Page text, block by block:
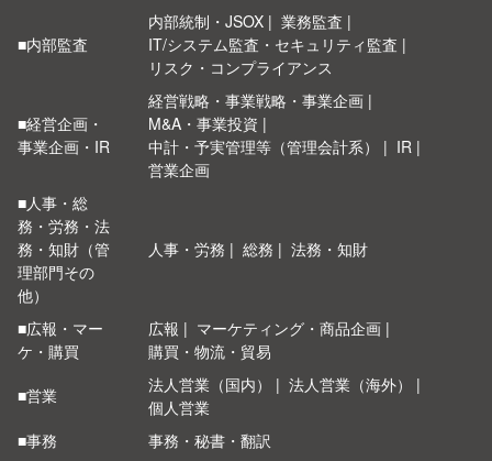
■内部監査
内部統制・JSOX
業務監査
IT/システム監査・セキュリティ監査
リスク・コンプライアンス
■経営企画・
事業企画・IR
経営戦略・事業戦略・事業企画
M&A・事業投資
中計・予実管理等（管理会計系）
IR
営業企画
■人事・総
務・労務・法
務・知財（管
理部門その
他）
人事・労務 総務 法務・知財
■広報・マー
ケ・購買
広報
マーケティング・商品企画
購買・物流・貿易
■営業
法人営業（国内）
法人営業（海外）
個人営業
■事務
事務・秘書・翻訳